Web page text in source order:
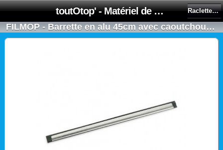
toutOtop' - Matériel de nettoyage, produit d'entretien, lubrifiant pour professionnel et particulier Raclettes Vitres - FILMOP
FILMOP - Barrette en alu 45cm avec caoutchouc - raclette vitres POLYPROPYLENE